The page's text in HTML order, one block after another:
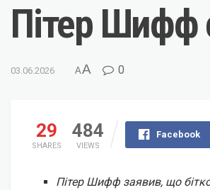
Пітер Шифф
03.06.2026 AA 0
29
SHARES
484
VIEWS
Facebook
Пітер Шифф заявив, що